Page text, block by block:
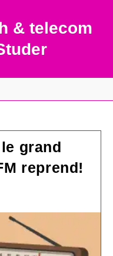
& telecom
grand
reprend!